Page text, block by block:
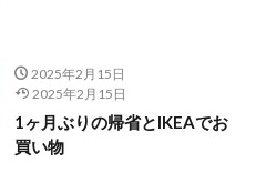
2025年2月15日
2025年2月15日
1ヶ月ぶりの帰省とIKEAでお
買い物